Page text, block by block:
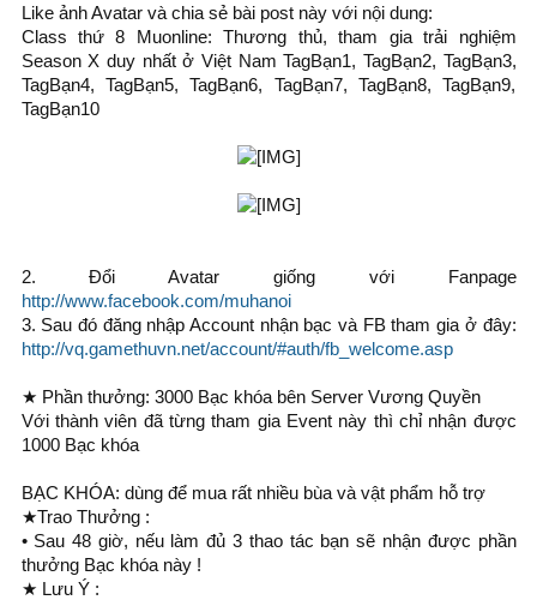
Like ảnh Avatar và chia sẻ bài post này với nội dung:
Class thứ 8 Muonline: Thương thủ, tham gia trải nghiệm
Season X duy nhất ở Việt Nam TagBạn1, TagBạn2, TagBạn3,
TagBạn4, TagBạn5, TagBạn6, TagBạn7, TagBạn8, TagBạn9,
TagBạn10
2. Đổi Avatar giống với Fanpage
http://www.facebook.com/muhanoi
3. Sau đó đăng nhập Account nhận bạc và FB tham gia ở đây:
http://vq.gamethuvn.net/account/#auth/fb_welcome.asp
★ Phần thưởng: 3000 Bạc khóa bên Server Vương Quyền
Với thành viên đã từng tham gia Event này thì chỉ nhận được
1000 Bạc khóa
BẠC KHÓA: dùng để mua rất nhiều bùa và vật phẩm hỗ trợ
★Trao Thưởng :
• Sau 48 giờ, nếu làm đủ 3 thao tác bạn sẽ nhận được phần
thưởng Bạc khóa này !
★ Lưu Ý :